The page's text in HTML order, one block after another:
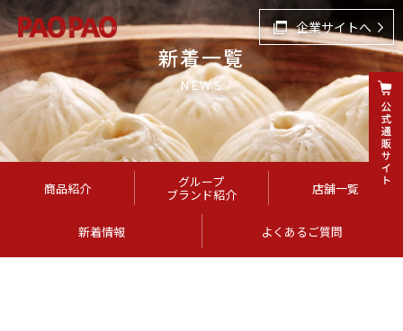
企業サイトへ
新着一覧
NEWS
商品紹介 グループ
ブランド紹介 店舗一覧
新着情報 よくあるご質問